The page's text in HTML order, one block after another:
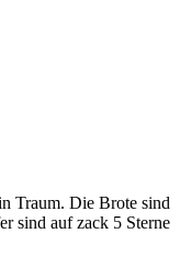
Traum. Die Brote sind
sind auf zack 5 Sterne